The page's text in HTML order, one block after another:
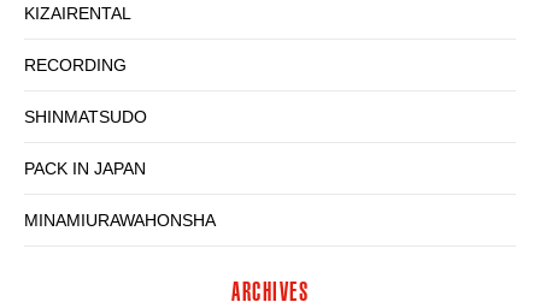
KIZAIRENTAL
RECORDING
SHINMATSUDO
PACK IN JAPAN
MINAMIURAWAHONSHA
ARCHIVES